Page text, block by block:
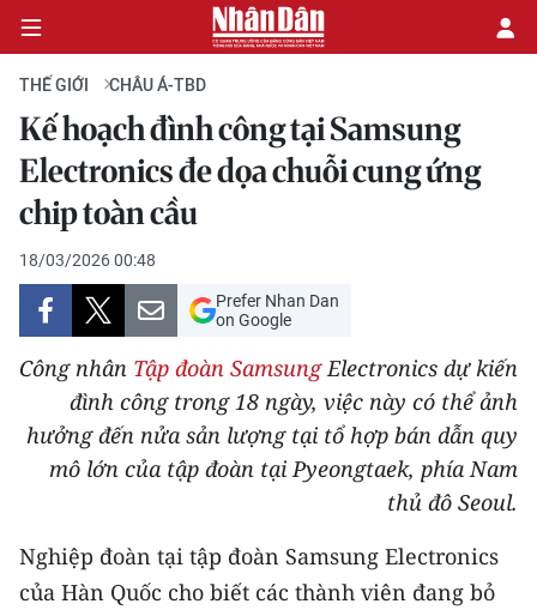
CHÍNH TRỊ
KINH TẾ
VĂN HÓA
XÃ HỘI
PHÁP LUẬT
DU LỊCH
THỂ THAO
THẾ GIỚI CHÂU Á-TBD
Kế hoạch đình công tại Samsung
Electronics đe dọa chuỗi cung ứng
chip toàn cầu
18/03/2026 00:48
Prefer Nhan Dan
on Google
Công nhân Tập đoàn SamsungElectronics dự kiến
đình công trong 18 ngày, việc này có thể ảnh
hưởng đến nửa sản lượng tại tổ hợp bán dẫn quy
mô lớn của tập đoàn tại Pyeongtaek, phía Nam
thủ đô Seoul.
Nghiệp đoàn tại tập đoàn Samsung Electronics
của Hàn Quốc cho biết các thành viên đang bỏ